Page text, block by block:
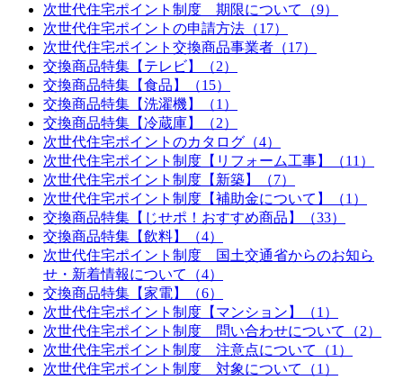
次世代住宅ポイント制度 期限について（9）
次世代住宅ポイントの申請方法（17）
次世代住宅ポイント交換商品事業者（17）
交換商品特集【テレビ】（2）
交換商品特集【食品】（15）
交換商品特集【洗濯機】（1）
交換商品特集【冷蔵庫】（2）
次世代住宅ポイントのカタログ（4）
次世代住宅ポイント制度【リフォーム工事】（11）
次世代住宅ポイント制度【新築】（7）
次世代住宅ポイント制度【補助金について】（1）
交換商品特集【じせポ！おすすめ商品】（33）
交換商品特集【飲料】（4）
次世代住宅ポイント制度 国土交通省からのお知ら
せ・新着情報について（4）
交換商品特集【家電】（6）
次世代住宅ポイント制度【マンション】（1）
次世代住宅ポイント制度 問い合わせについて（2）
次世代住宅ポイント制度 注意点について（1）
次世代住宅ポイント制度 対象について（1）